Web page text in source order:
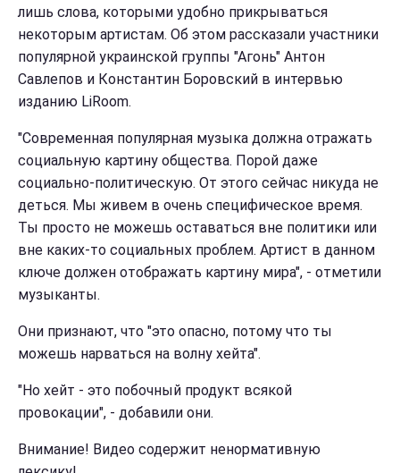
лишь слова, которыми удобно прикрываться
некоторым артистам. Об этом рассказали участники
популярной украинской группы "Агонь" Антон
Савлепов и Константин Боровский в интервью
изданию LiRoom.
"Современная популярная музыка должна отражать
социальную картину общества. Порой даже
социально-политическую. От этого сейчас никуда не
деться. Мы живем в очень специфическое время.
Ты просто не можешь оставаться вне политики или
вне каких-то социальных проблем. Артист в данном
ключе должен отображать картину мира", - отметили
музыканты.
Они признают, что "это опасно, потому что ты
можешь нарваться на волну хейта".
"Но хейт - это побочный продукт всякой
провокации", - добавили они.
Внимание! Видео содержит ненормативную